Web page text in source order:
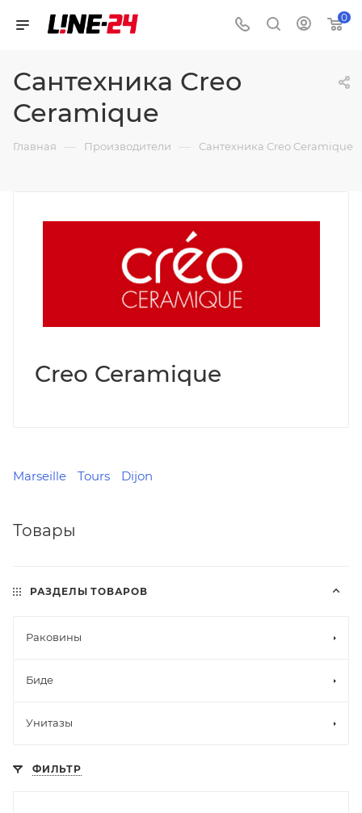
0
Сантехника Creo
Ceramique
Главная — Производители — Сантехника Creo Ceramique
Creo Ceramique
Marseille Tours Dijon
Товары
РАЗДЕЛЫ ТОВАРОВ
Раковины
Биде
Унитазы
ФИЛЬТР